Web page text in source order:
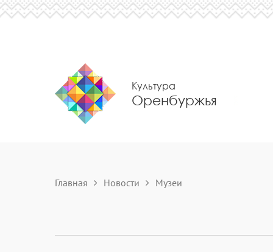
Культура
Оренбуржья
Главная Новости Музеи